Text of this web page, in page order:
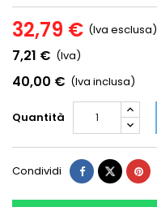
32,79 € (Iva esclusa)
7,21 € (Iva)
40,00 € (Iva inclusa)
Quantità
Condividi